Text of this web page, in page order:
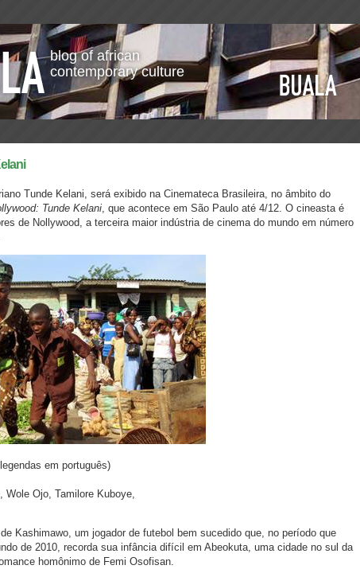
blog of african
contemporary culture
Tunde Kelani, será exibido na Cinemateca Brasileira, no âmbito do
Tunde Kelani, que acontece em São Paulo até 4/12. O cineasta é
de Nollywood, a terceira maior indústria de cinema do mundo em número
em português)
Wole Ojo, Tamilore Kuboye,
Kashimawo, um jogador de futebol bem sucedido que, no período que
de 2010, recorda sua infância difícil em Abeokuta, uma cidade no sul da
homônimo de Femi Osofisan.